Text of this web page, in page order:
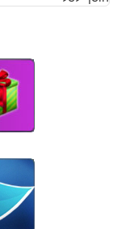
המקורי
הנוכחי